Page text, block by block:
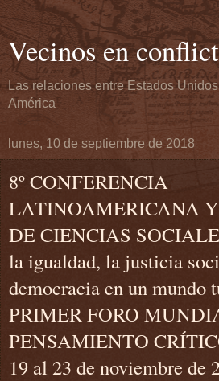
Vecinos en
Las relaciones entre Estados
América
lunes, 10 de septiembre de 2018
8º CONFERENCIA
LATINOAMERICANA
DE CIENCIAS
la igualdad, la justicia
democracia en un mundo
PRIMER FORO
PENSAMIENTO
19 al 23 de noviembre de